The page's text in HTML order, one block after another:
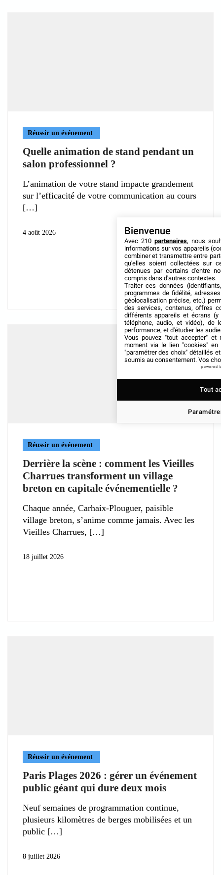
Réussir un événement
Quelle animation de stand pendant un
salon professionnel ?
L’animation de votre stand impacte grandement
sur l’efficacité de votre communication au cours
4 août 2026
Réussir un événement
Derrière la scène : comment les Vieilles
Charrues transforment un village
breton en capitale événementielle ?
Chaque année, Carhaix-Plouguer, paisible
village breton, s’anime comme jamais. Avec les
Vieilles Charrues,
18 juillet 2026
Réussir un événement
Paris Plages 2026 : gérer un événement
public géant qui dure deux mois
Neuf semaines de programmation continue,
plusieurs kilomètres de berges mobilisées et un
public
8 juillet 2026
Bienvenue
Avec 210 partenaires, nous
informations sur vos appareils
combiner et transmettre entre
qu'elles soient collectées sur
détenues par certains d'entre
compris dans d'autres contextes.
Traiter ces données
programmes de fidélité,
géolocalisation précise, etc.)
des services, contenus, offres
différents appareils et écrans (y
téléphone, audio, et vidéo), de
performance, et d'étudier les
Vous pouvez "tout accepter" et
moment via le lien "cookies" en
"paramétrer des choix" détaillés
soumis au consentement. Vos
powered
Tout